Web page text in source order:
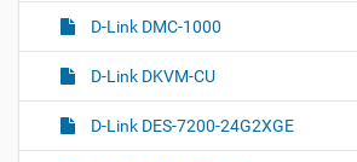
D-Link DMC-1000
D-Link DKVM-CU
D-Link DES-7200-24G2XGE